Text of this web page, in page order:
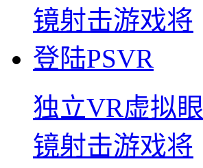
独立VR虚拟眼
镜射击游戏将